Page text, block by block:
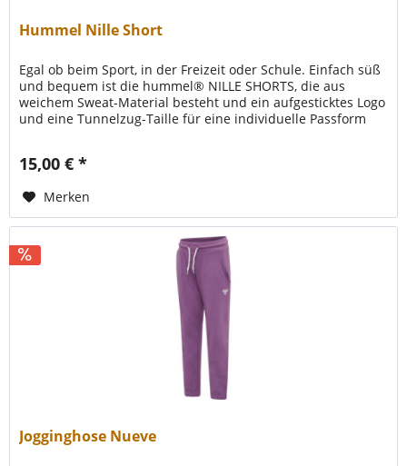
Hummel Nille Short
Egal ob beim Sport, in der Freizeit oder Schule. Einfach süß
und bequem ist die hummel® NILLE SHORTS, die aus
weichem Sweat-Material besteht und ein aufgesticktes Logo
und eine Tunnelzug-Taille für eine individuelle Passform
15,00 € *
Merken
Jogginghose Nueve